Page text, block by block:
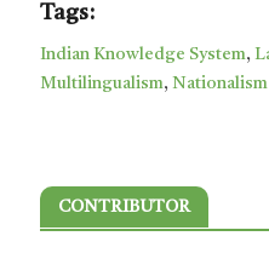
Tags:
Indian Knowledge System,
Multilingualism, Nationalism
CONTRIBUTOR